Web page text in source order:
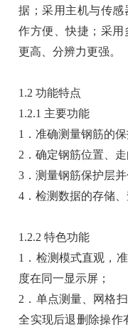
据；采用主机与传感
作方便、快捷；采用
更高、分辨力更强。
1.2 功能特点
1.2.1 主要功能
1．准确测量钢筋的保
2．确定钢筋位置、走
3．测量钢筋保护层并
4．检测数据的存储、
1.2.2 特色功能
1．检测模式直观，
度在同一显示屏；
2．单点测量、网格
全实现后退删除操作